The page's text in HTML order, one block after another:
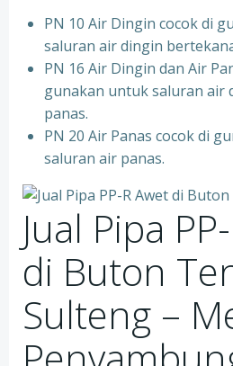
PN 10 Air Dingin cocok di
saluran air dingin
PN 16 Air Dingin dan Air
gunakan untuk saluran air
panas.
PN 20 Air Panas cocok di
saluran air panas.
Jual Pipa
di Buton
Sulteng –